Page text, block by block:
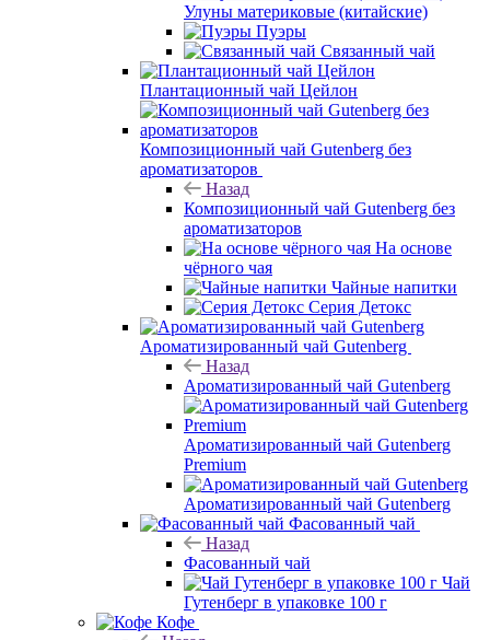
Улуны материковые (китайские)
Пуэры
Связанный чай
Плантационный чай Цейлон
Композиционный чай Gutenberg без
ароматизаторов
Назад
Композиционный чай Gutenberg без
ароматизаторов
На основе
чёрного чая
Чайные напитки
Серия Детокс
Ароматизированный чай Gutenberg
Назад
Ароматизированный чай Gutenberg
Ароматизированный чай Gutenberg
Premium
Ароматизированный чай Gutenberg
Фасованный чай
Назад
Фасованный чай
Чай
Гутенберг в упаковке 100 г
Кофе